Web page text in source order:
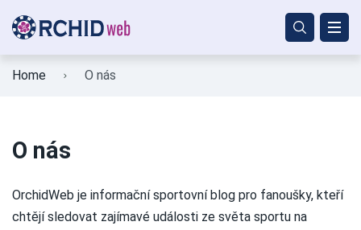
Home O nás
O nás
OrchidWeb je informační sportovní blog pro fanoušky, kteří
chtějí sledovat zajímavé události ze světa sportu na